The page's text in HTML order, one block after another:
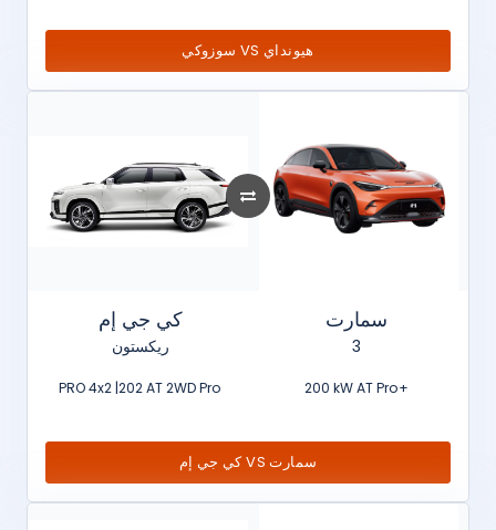
سوزوكي VS هيونداي
كي جي إم
ريكستون
PRO 4x2 |202 AT 2WD Pro
سمارت
3
200 kW AT Pro+
كي جي إم VS سمارت